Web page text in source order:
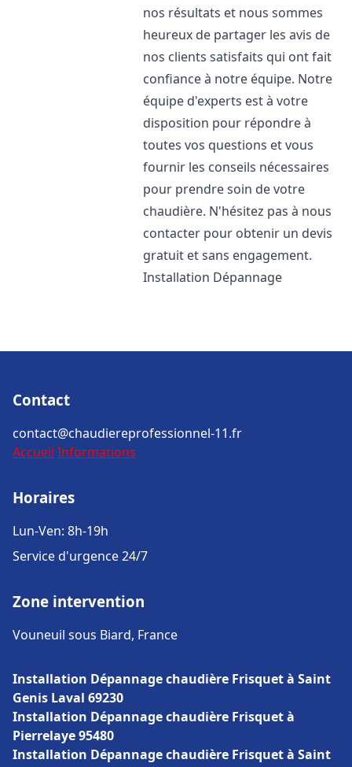
nos résultats et nous sommes
heureux de partager les avis de
nos clients satisfaits qui ont fait
confiance à notre équipe. Notre
équipe d'experts est à votre
disposition pour répondre à
toutes vos questions et vous
fournir les conseils nécessaires
pour prendre soin de votre
chaudière. N'hésitez pas à nous
contacter pour obtenir un devis
gratuit et sans engagement.
Installation Dépannage
Contact
contact@chaudiereprofessionnel-11.fr
Accueil Informations
Horaires
Lun-Ven: 8h-19h
Service d'urgence 24/7
Zone intervention
Vouneuil sous Biard, France
Installation Dépannage chaudière Frisquet à Saint
Genis Laval 69230
Installation Dépannage chaudière Frisquet à
Pierrelaye 95480
Installation Dépannage chaudière Frisquet à Saint